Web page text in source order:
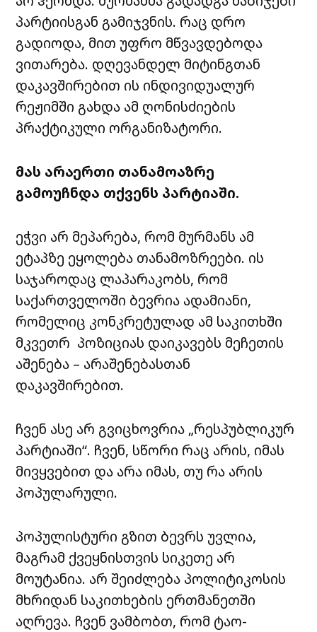
პარტიისგან გამიჯვნის. რაც დრო
გადიოდა, მით უფრო მწვავდებოდა
ვითარება. დღევანდელ მიტინგთან
დაკავშირებით ის ინდივიდუალურ
რეჟიმში გახდა ამ ღონისძიების
პრაქტიკული ორგანიზატორი.
მას არაერთი თანამოაზრე
გამოუჩნდა თქვენს პარტიაში.
ეჭვი არ მეპარება, რომ მურმანს ამ
ეტაპზე ეყოლება თანამოზრეები. ის
საჯაროდაც ლაპარაკობს, რომ
საქართველოში ბევრია ადამიანი,
რომელიც კონკრეტულად ამ საკითხში
მკვეთრ პოზიციას დაიკავებს მეჩეთის
აშენება – არაშენებასთან
დაკავშირებით.
ჩვენ ასე არ გვიცხოვრია „რესპუბლიკურ
პარტიაში“. ჩვენ, სწორი რაც არის, იმას
მივყვებით და არა იმას, თუ რა არის
პოპულარული.
პოპულისტური გზით ბევრს უვლია,
მაგრამ ქვეყნისთვის სიკეთე არ
მოუტანია. არ შეიძლება პოლიტიკოსის
მხრიდან საკითხების ერთმანეთში
აღრევა. ჩვენ ვამბობთ, რომ ტაო-